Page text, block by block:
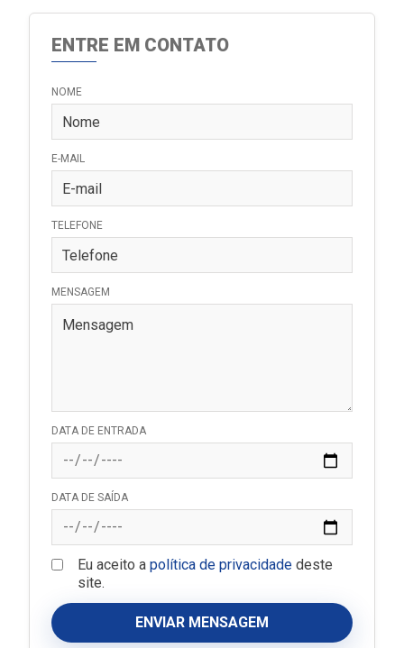
ENTRE EM CONTATO
NOME
E-MAIL
TELEFONE
MENSAGEM
DATA DE ENTRADA
DATA DE SAÍDA
Eu aceito a política de privacidade deste
site.
ENVIAR MENSAGEM